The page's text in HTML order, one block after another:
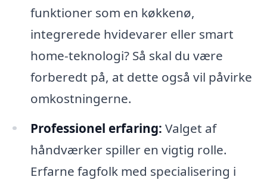
funktioner som en køkkenø,
integrerede hvidevarer eller smart
home-teknologi? Så skal du være
forberedt på, at dette også vil påvirke
omkostningerne.
Professionel erfaring: Valget af
håndværker spiller en vigtig rolle.
Erfarne fagfolk med specialisering i